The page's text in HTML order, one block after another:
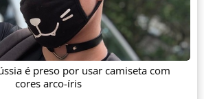
é preso por usar camiseta com
cores arco-íris